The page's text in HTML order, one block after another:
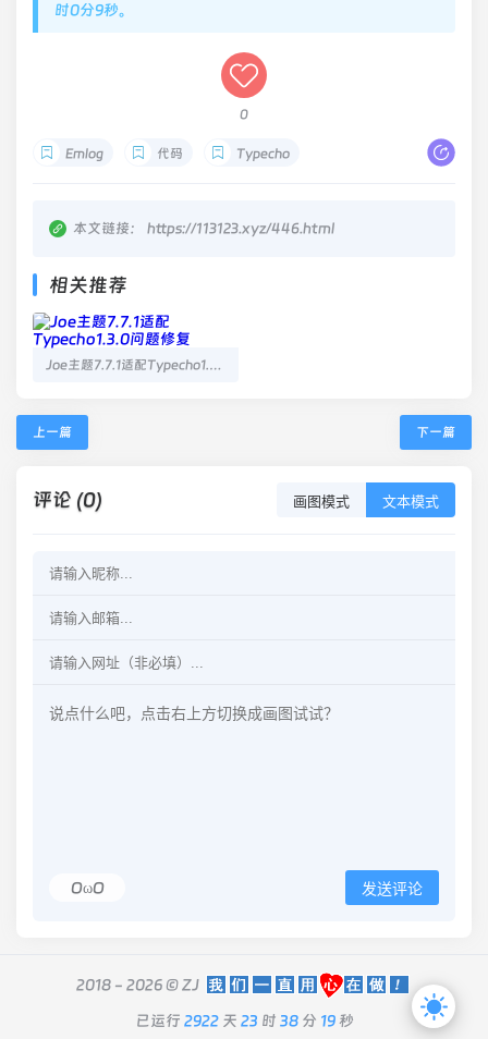
时0分9秒。
0
Emlog 代码 Typecho
本文链接： https://113123.xyz/446.html
相关推荐
Joe主题7.7.1适配Typecho1.3.0问题修复
上一篇 下一篇
评论 (0) 画图模式 文本模式
OωO 发送评论
2018 - 2026 ©ZJ
已运行 2922天 23 时 38分 19秒